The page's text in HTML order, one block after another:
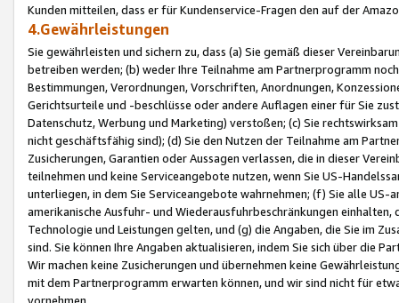
Kunden mitteilen, dass er für Kundenservice-Fragen den auf der
4.Gewährleistungen
Sie gewährleisten und sichern zu, dass (a) Sie gemäß dieser
betreiben werden; (b) weder Ihre Teilnahme am Partnerprogramm
Bestimmungen, Verordnungen, Vorschriften, Anordnungen,
Gerichtsurteile und -beschlüsse oder andere Auflagen einer für Sie
Datenschutz, Werbung und Marketing) verstoßen; (c) Sie
nicht geschäftsfähig sind); (d) Sie den Nutzen der Teilnahme am
Zusicherungen, Garantien oder Aussagen verlassen, die in dieser
teilnehmen und keine Serviceangebote nutzen, wenn Sie US-
unterliegen, in dem Sie Serviceangebote wahrnehmen; (f) Sie alle
amerikanische Ausfuhr- und Wiederausfuhrbeschränkungen
Technologie und Leistungen gelten, und (g) die Angaben, die Sie im
sind. Sie können Ihre Angaben aktualisieren, indem Sie sich über die
Wir machen keine Zusicherungen und übernehmen keine
mit dem Partnerprogramm erwarten können, und wir sind nicht für